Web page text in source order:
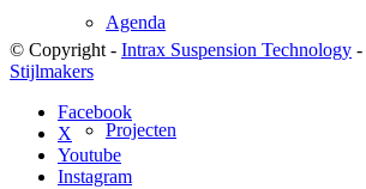
Agenda
Projecten
© Copyright - Intrax Suspension Technology -
Stijlmakers
Facebook
X
Youtube
Instagram